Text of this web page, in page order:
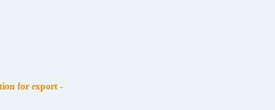
- Support of 600 dpi print resolution and 1200 dpi resolution for export